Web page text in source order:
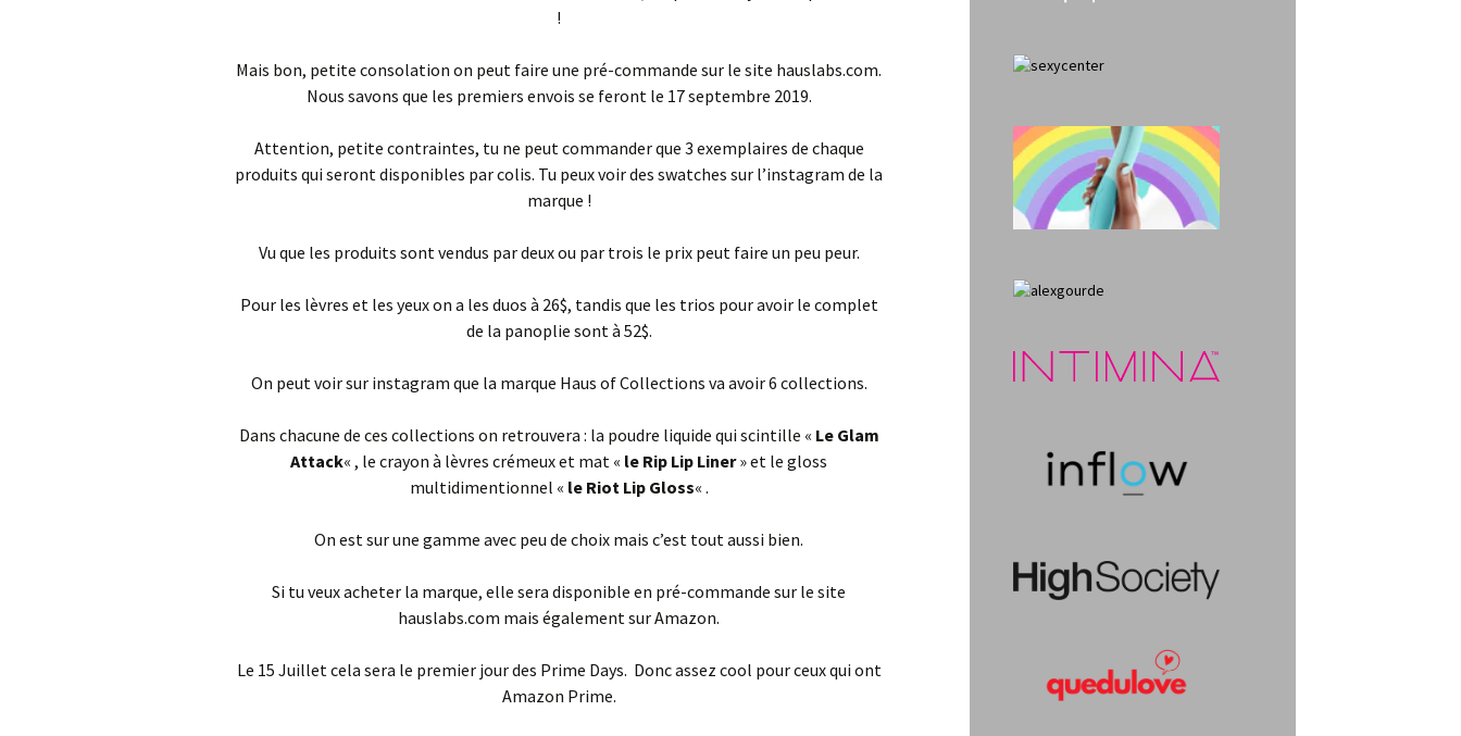
!
Mais bon, petite consolation on peut faire une pré-commande sur le site hauslabs.com.
Nous savons que les premiers envois se feront le 17 septembre 2019.
Attention, petite contraintes, tu ne peut commander que 3 exemplaires de chaque
produits qui seront disponibles par colis. Tu peux voir des swatches sur l’instagram de la
marque !
Vu que les produits sont vendus par deux ou par trois le prix peut faire un peu peur.
Pour les lèvres et les yeux on a les duos à 26$, tandis que les trios pour avoir le complet
de la panoplie sont à 52$.
On peut voir sur instagram que la marque Haus of Collections va avoir 6 collections.
Dans chacune de ces collections on retrouvera : la poudre liquide qui scintille « Le Glam
Attack« , le crayon à lèvres crémeux et mat « le Rip Lip Liner» et le gloss
multidimentionnel « le Riot Lip Gloss« .
On est sur une gamme avec peu de choix mais c’est tout aussi bien.
Si tu veux acheter la marque, elle sera disponible en pré-commande sur le site
hauslabs.com mais également sur Amazon.
Le 15 Juillet cela sera le premier jour des Prime Days. Donc assez cool pour ceux qui ont
Amazon Prime.